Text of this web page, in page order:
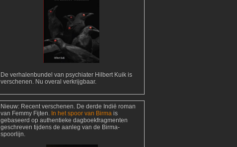
De verhalenbundel van psychiater Hilbert Kuik is
verschenen. Nu overal verkrijgbaar.
Nieuw: Recent verschenen. De derde Indië roman
van Femmy Fijten. In het spoor van Birma is
gebaseerd op authentieke dagboekfragmenten
geschreven tijdens de aanleg van de Birma-
spoorlijn.